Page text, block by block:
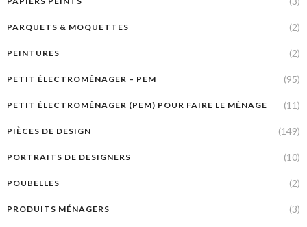
PARQUETS & MOQUETTES (2)
PEINTURES (2)
PETIT ÉLECTROMÉNAGER – PEM (95)
PETIT ÉLECTROMÉNAGER (PEM) POUR FAIRE LE MÉNAGE (11)
PIÈCES DE DESIGN (149)
PORTRAITS DE DESIGNERS (10)
POUBELLES (2)
PRODUITS MÉNAGERS (3)